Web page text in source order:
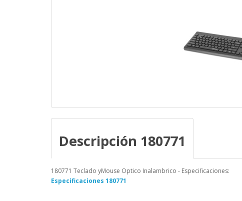
Descripción 180771
180771 Teclado yMouse Optico Inalambrico - Especificaciones:
Especificaciones 180771